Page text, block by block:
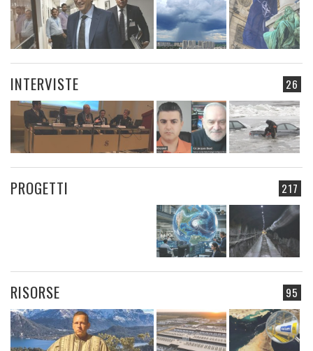
26
INTERVISTE
217
PROGETTI
95
RISORSE